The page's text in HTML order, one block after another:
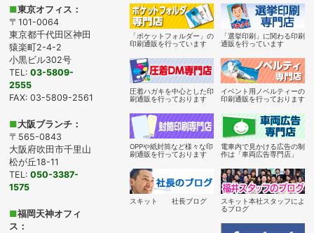
■東京オフィス：
〒101-0064
東京都千代田区神田
猿楽町2-4-2
小黒ビル302号
TEL:03-5809-
2555
FAX: 03-5809-2561
■大阪ブランチ：
〒565-0843
大阪府吹田市千里山
松が丘18-11
TEL:050-3387-
1575
■福岡天神オフィ
ス：
「ポケットフォルダー」の
印刷通販を行っています
「選挙印刷」に関わる印刷
通販を行っています
圧着ハガキを中心とした印
刷通販を行っております
イベント用ノベルティーの
印刷通販を行っております
OPPや紙封筒など様々な印
刷通販を行っております
電車内で見かける広告の制
作は「車両広告専門店」
スキット 社長ブログ
スキット本社スタッフによ
るブログ